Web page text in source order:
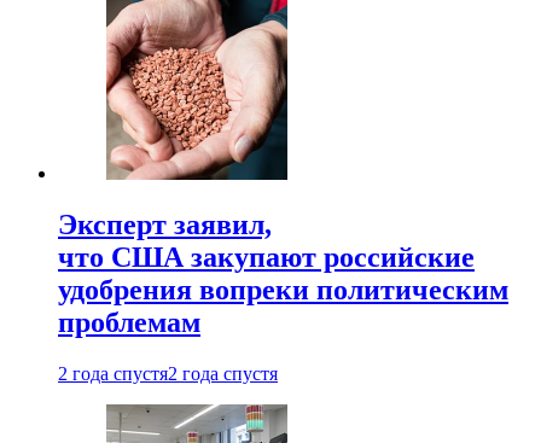
Эксперт заявил,
что США закупают российские
удобрения вопреки политическим
проблемам
2 года спустя2 года спустя